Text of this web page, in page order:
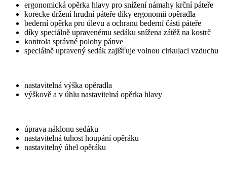
ergonomická opěrka hlavy pro snížení námahy krční páteře
korecke držení hrudní páteře díky ergonomii opěradla
bederní opěrka pro úlevu a ochranu bederní části páteře
díky speciálně upravenému sedáku snížena zátěž na kostrč
kontrola správné polohy pánve
speciálně upravený sedák zajišťuje volnou cirkulaci vzduchu
nastavitelná výška opěradla
výškově a v úhlu nastavitelná opěrka hlavy
úprava náklonu sedáku
nastavitelná tuhost houpání opěráku
nastavitelný úhel opěráku